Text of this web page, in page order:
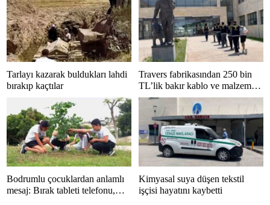
Tarlayı kazarak buldukları lahdi
bırakıp kaçtılar
Travers fabrikasından 250 bin
TL’lik bakır kablo ve malzeme
çalan 5 kişi tutuklandı
Bodrumlu çocuklardan anlamlı
mesaj: Bırak tableti telefonu,
Kimyasal suya düşen tekstil
işçisi hayatını kaybetti